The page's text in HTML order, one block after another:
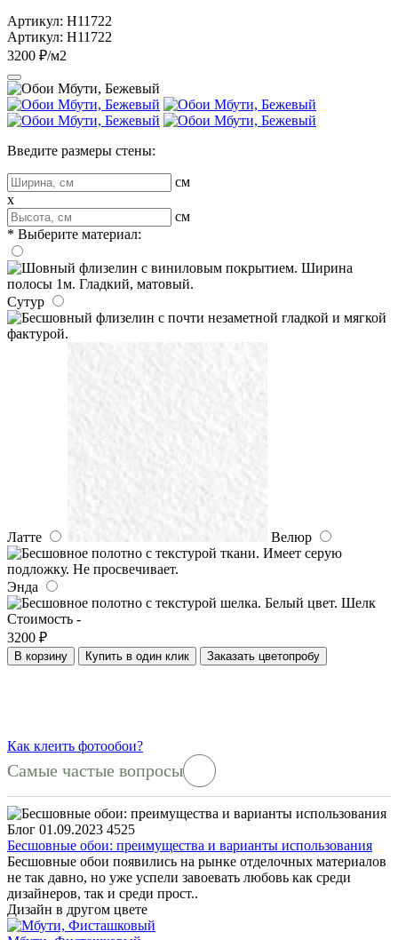
Артикул: H11722
Артикул: H11722
3200 ₽/м2
Введите размеры стены:
см
x
см
* Выберите материал:
Сутур
Латте Велюр
Энда
Шелк
Стоимость -
3200 ₽
В корзину Купить в один клик Заказать цветопробу
Как клеить фотообои?
Самые частые вопросы
Блог 01.09.2023 4525
Бесшовные обои: преимущества и варианты использования
Бесшовные обои появились на рынке отделочных материалов
не так давно, но уже успели завоевать любовь как среди
дизайнеров, так и среди прост..
Дизайн в другом цвете